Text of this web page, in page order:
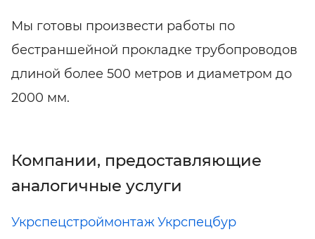
Мы готовы произвести работы по
бестраншейной прокладке трубопроводов
длиной более 500 метров и диаметром до
2000 мм.
Компании, предоставляющие
аналогичные услуги
УкрспецстроймонтажУкрспецбур